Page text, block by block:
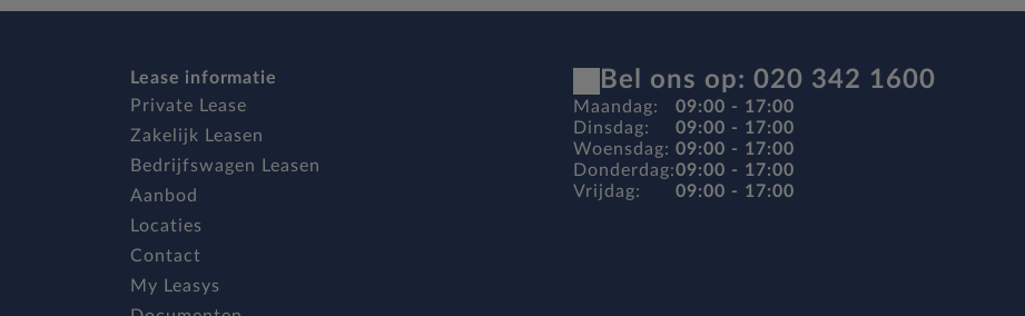
Lease informatie
Private Lease
Zakelijk Leasen
Bedrijfswagen Leasen
Aanbod
Locaties
Contact
My Leasys
Bel ons op: 020 342 1600
Maandag:
Dinsdag:
Woensdag:
Donderdag:
Vrijdag:
09:00 - 17:00
09:00 - 17:00
09:00 - 17:00
09:00 - 17:00
09:00 - 17:00